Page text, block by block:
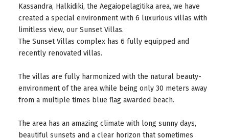
Kassandra, Halkidiki, the Aegaiopelagitika area, we have
created a special environment with 6 luxurious villas with
limitless view, our Sunset Villas.
The Sunset Villas complex has 6 fully equipped and
recently renovated villas.
The villas are fully harmonized with the natural beauty-
environment of the area while being only 30 meters away
from a multiple times blue flag awarded beach.
The area has an amazing climate with long sunny days,
beautiful sunsets and a clear horizon that sometimes